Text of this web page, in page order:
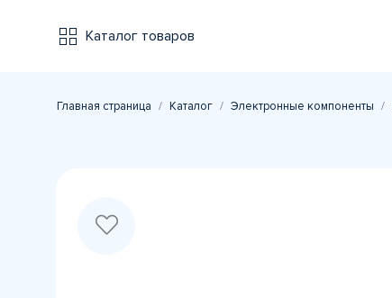
Каталог товаров
Главная страница Каталог Электронные компоненты